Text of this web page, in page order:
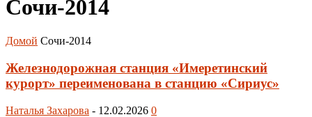
Сочи-2014
Домой Сочи-2014
Железнодорожная станция «Имеретинский
курорт» переименована в станцию «Сириус»
Наталья Захарова - 12.02.2026 0